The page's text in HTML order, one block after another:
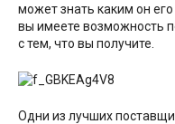
может знать каким он
вы имеете возможность
с тем, что вы получите.
Одни из лучших